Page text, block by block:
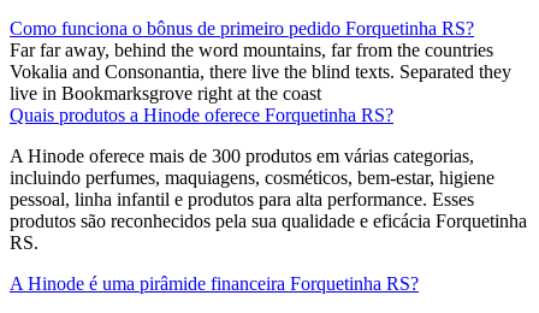
Como funciona o bônus de primeiro pedido Forquetinha RS?
Far far away, behind the word mountains, far from the countries
Vokalia and Consonantia, there live the blind texts. Separated they
live in Bookmarksgrove right at the coast
Quais produtos a Hinode oferece Forquetinha RS?
A Hinode oferece mais de 300 produtos em várias categorias,
incluindo perfumes, maquiagens, cosméticos, bem-estar, higiene
pessoal, linha infantil e produtos para alta performance. Esses
produtos são reconhecidos pela sua qualidade e eficácia Forquetinha
RS.
A Hinode é uma pirâmide financeira Forquetinha RS?